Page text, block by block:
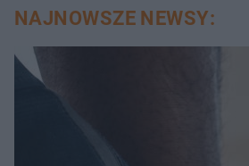
NAJNOWSZE NEWSY: